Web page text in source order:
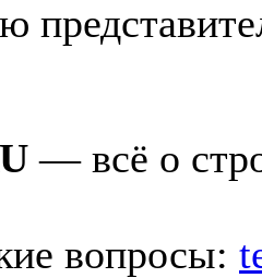
— всё о
вопросы: